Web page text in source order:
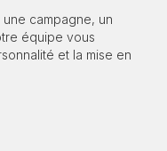
campagne, un
équipe vous
et la mise en